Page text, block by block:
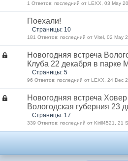
1 Ответов: последний от LEXX, 03 May
Поехали!
Страницы: 10
181 Ответов: последний от Vitel, 02 May
Новогодняя встреча
Клуба 22 декабря в парке
Страницы: 5
96 Ответов: последний от LEXX, 24 Dec
Новогодняя встреча Ховер
Вологодская губерния 23
Страницы: 17
339 Ответов: последний от Kirill4521, 21